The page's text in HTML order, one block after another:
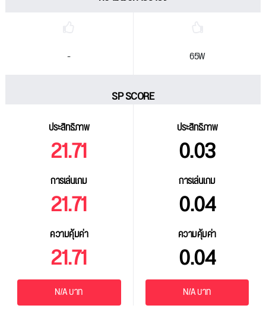
- 65W
SP SCORE
ประสิทธิภาพ
21.71
การเล่นเกม
21.71
ความคุ้มค่า
21.71
ประสิทธิภาพ
0.03
การเล่นเกม
0.04
ความคุ้มค่า
0.04
N/A บาท N/A บาท